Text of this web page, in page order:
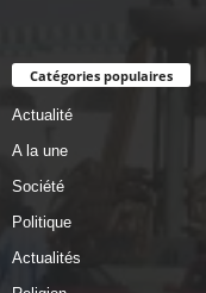
Catégories populaires
Actualité
A la une
Société
Politique
Actualités